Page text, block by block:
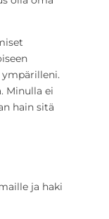
ympärilleni.
Minulla ei
hain sitä
ja haki